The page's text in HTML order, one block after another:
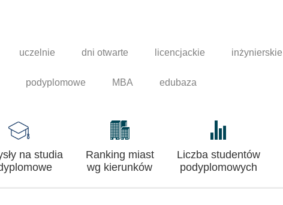
uczelnie dni otwarte licencjackie inżynierskie
podyplomowe MBA edubaza
na studia
Ranking miast
wg kierunków
Liczba studentów
podyplomowych